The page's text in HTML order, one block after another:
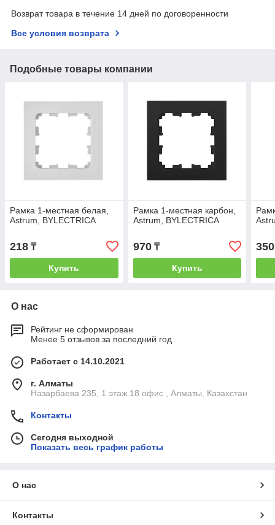
Возврат товара в течение 14 дней по договоренности
Все условия возврата
Подобные товары компании
Рамка 1-местная белая,
Astrum, BYLECTRICA
218 ₸
Купить
Рамка 1-местная карбон,
Astrum, BYLECTRICA
970₸
Купить
350
О нас
Рейтинг не сформирован
Менее 5 отзывов за последний год
Работает с 14.10.2021
г. Алматы
Назарбаева 235, 1 этаж 18 офис , Алматы, Казахстан
Контакты
Сегодня выходной
Показать весь график работы
О нас
Контакты